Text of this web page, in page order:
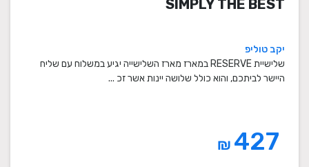
SIMPLY THE BEST
יקב טוליפ
שלישיית RESERVE במארז מארז השלישייה יגיע במשלוח עם שליח
היישר לביתכם, והוא כולל שלושה יינות אשר זכ ...
₪